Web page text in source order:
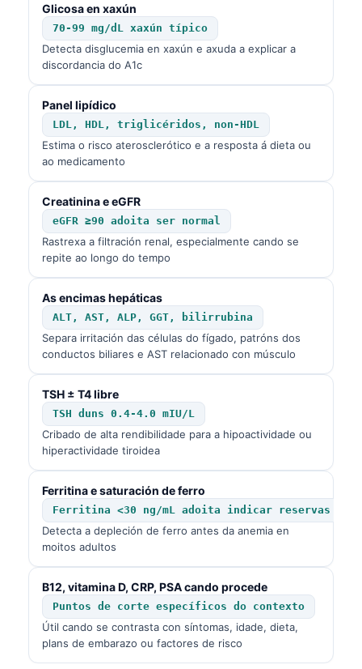
Glicosa en xaxún
70-99 mg/dL xaxún típico
Detecta disglucemia en xaxún e axuda a explicar a
discordancia do A1c
Panel lipídico
LDL, HDL, triglicéridos, non-HDL
Estima o risco aterosclerótico e a resposta á dieta ou
ao medicamento
Creatinina e eGFR
eGFR ≥90 adoita ser normal
Rastrexa a filtración renal, especialmente cando se
repite ao longo do tempo
As encimas hepáticas
ALT, AST, ALP, GGT, bilirrubina
Separa irritación das células do fígado, patróns dos
conductos biliares e AST relacionado con músculo
TSH ± T4 libre
TSH duns 0.4-4.0 mIU/L
Cribado de alta rendibilidade para a hipoactividade ou
hiperactividade tiroidea
Ferritina e saturación de ferro
Ferritina <30 ng/mL adoita indicar reservas
Detecta a depleción de ferro antes da anemia en
moitos adultos
B12, vitamina D, CRP, PSA cando procede
Puntos de corte específicos do contexto
Útil cando se contrasta con síntomas, idade, dieta,
plans de embarazo ou factores de risco